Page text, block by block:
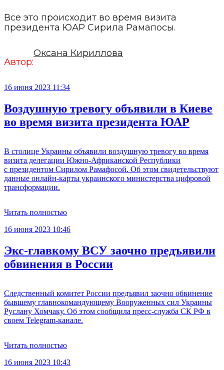
Все это происходит во время визита
президента ЮАР Сирила Рамапосы.
Автор:
Оксана Кириллова
16 июня 2023 11:34
Воздушную тревогу объявили в Киеве
во время визита президента ЮАР
В столице Украины объявили воздушную тревогу во время
визита делегации Южно-Африканской Республики
с президентом Сирилом Рамафосой. Об этом свидетельствуют
данные онлайн-карты украинского министерства цифровой
трансформации.
Читать полностью
16 июня 2023 10:46
Экс-главкому ВСУ заочно предъявили
обвинения в России
Следственный комитет России предъявил заочно обвинение
бывшему главнокомандующему Вооруженных сил Украины
Руслану Хомчаку. Об этом сообщила пресс-служба СК РФ в
своем Telegram-канале.
Читать полностью
16 июня 2023 10:43